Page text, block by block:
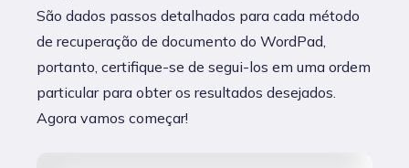
São dados passos detalhados para cada método
de recuperação de documento do WordPad,
portanto, certifique-se de segui-los em uma ordem
particular para obter os resultados desejados.
Agora vamos começar!